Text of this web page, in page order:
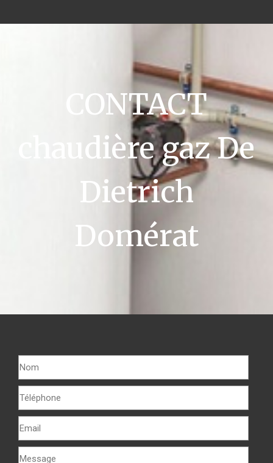
CONTACT
chaudière gaz De
Dietrich
Domérat